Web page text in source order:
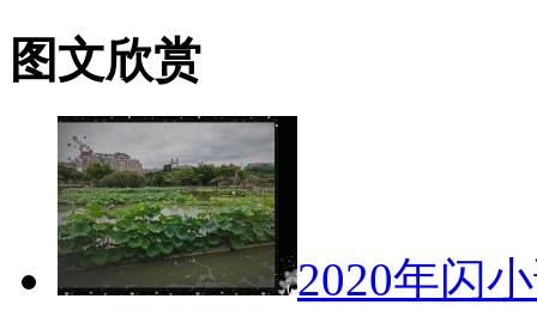
图文欣赏
2020年闪